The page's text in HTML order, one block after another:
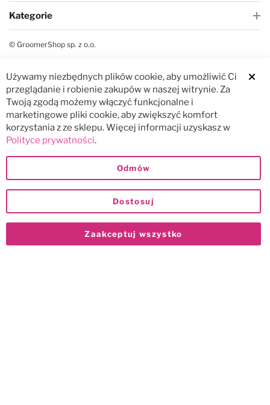
Kategorie
© GroomerShop sp. z o.o.
Używamy niezbędnych plików cookie, aby umożliwić Ci
przeglądanie i robienie zakupów w naszej witrynie. Za
Twoją zgodą możemy włączyć funkcjonalne i
marketingowe pliki cookie, aby zwiększyć komfort
korzystania z ze sklepu. Więcej informacji uzyskasz w
Polityce prywatności.
Zaakceptuj wszystko
Dostosuj
Odmów